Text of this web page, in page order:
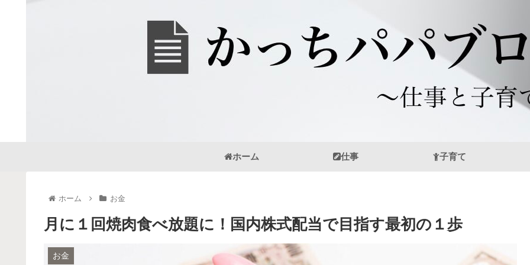
ホーム 仕事 子育て
ホーム お金
月に１回焼肉食べ放題に！国内株式配当で目指す最初の１歩
お金